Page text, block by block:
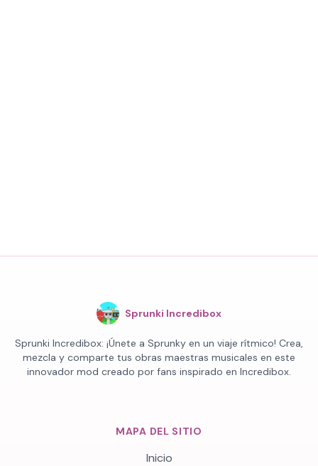
Sprunki Incredibox
Sprunki Incredibox: ¡Únete a Sprunky en un viaje rítmico! Crea,
mezcla y comparte tus obras maestras musicales en este
innovador mod creado por fans inspirado en Incredibox.
MAPA DEL SITIO
Inicio